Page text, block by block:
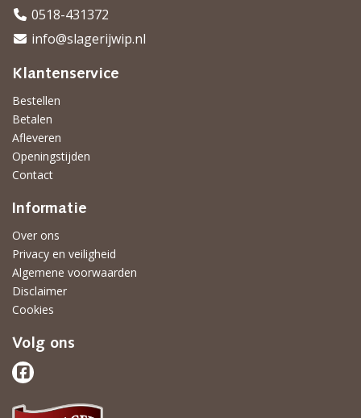
0518-431372
info@slagerijwip.nl
Klantenservice
Bestellen
Betalen
Afleveren
Openingstijden
Contact
Informatie
Over ons
Privacy en veiligheid
Algemene voorwaarden
Disclaimer
Cookies
Volg ons